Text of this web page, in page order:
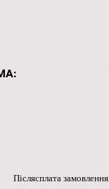
Післясплата замовлення